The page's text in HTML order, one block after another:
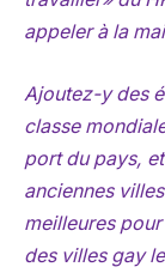
appeler à la
Ajoutez-y des
classe
port du pays,
anciennes
meilleures
des villes gay